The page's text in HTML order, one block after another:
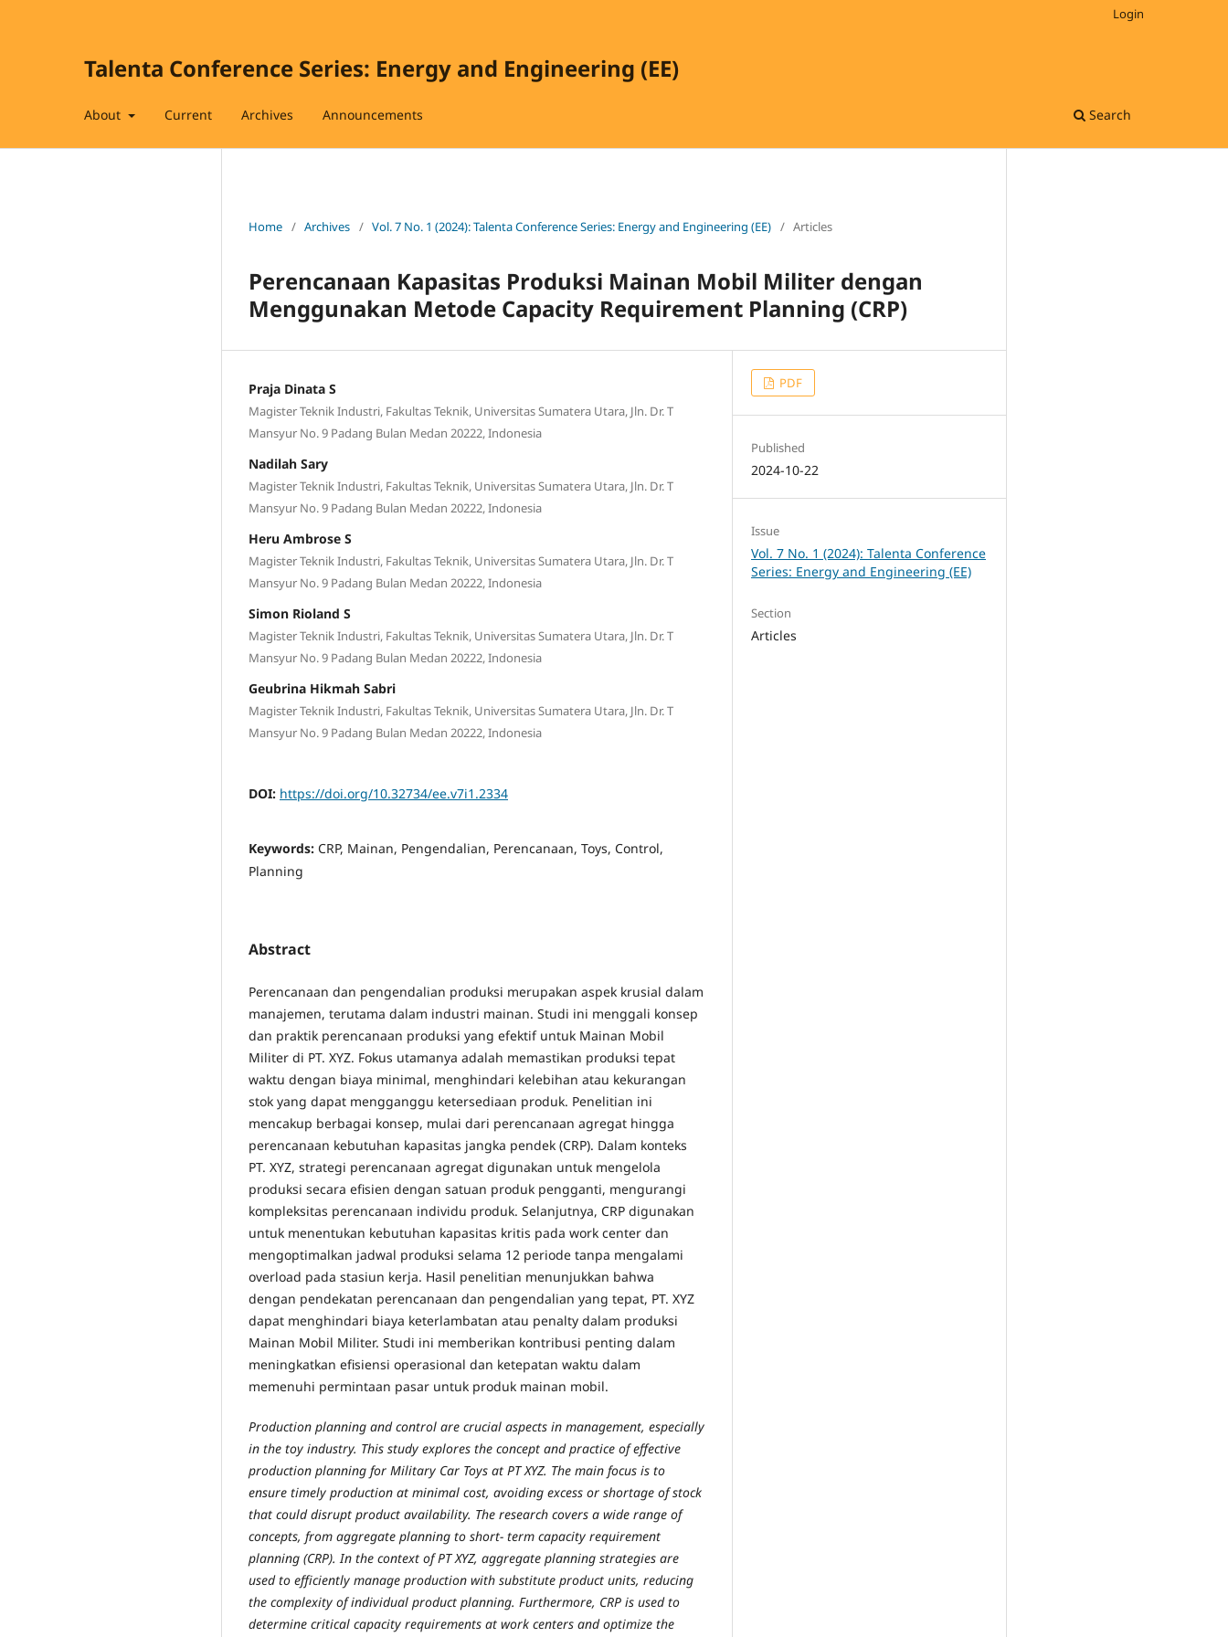
Talenta Conference Series: Energy and Engineering (EE)
About Current Archives Announcements Search
Login
Home / Archives / Vol. 7 No. 1 (2024): Talenta Conference Series: Energy and Engineering (EE) / Articles
Perencanaan Kapasitas Produksi Mainan Mobil Militer dengan
Menggunakan Metode Capacity Requirement Planning (CRP)
Praja Dinata S
Magister Teknik Industri, Fakultas Teknik, Universitas Sumatera Utara, Jln. Dr. T
Mansyur No. 9 Padang Bulan Medan 20222, Indonesia
Nadilah Sary
Magister Teknik Industri, Fakultas Teknik, Universitas Sumatera Utara, Jln. Dr. T
Mansyur No. 9 Padang Bulan Medan 20222, Indonesia
Heru Ambrose S
Magister Teknik Industri, Fakultas Teknik, Universitas Sumatera Utara, Jln. Dr. T
Mansyur No. 9 Padang Bulan Medan 20222, Indonesia
Simon Rioland S
Magister Teknik Industri, Fakultas Teknik, Universitas Sumatera Utara, Jln. Dr. T
Mansyur No. 9 Padang Bulan Medan 20222, Indonesia
Geubrina Hikmah Sabri
Magister Teknik Industri, Fakultas Teknik, Universitas Sumatera Utara, Jln. Dr. T
Mansyur No. 9 Padang Bulan Medan 20222, Indonesia
DOI: https://doi.org/10.32734/ee.v7i1.2334
Keywords: CRP, Mainan, Pengendalian, Perencanaan, Toys, Control,
Planning
Abstract
Perencanaan dan pengendalian produksi merupakan aspek krusial dalam
manajemen, terutama dalam industri mainan. Studi ini menggali konsep
dan praktik perencanaan produksi yang efektif untuk Mainan Mobil
Militer di PT. XYZ. Fokus utamanya adalah memastikan produksi tepat
waktu dengan biaya minimal, menghindari kelebihan atau kekurangan
stok yang dapat mengganggu ketersediaan produk. Penelitian ini
mencakup berbagai konsep, mulai dari perencanaan agregat hingga
perencanaan kebutuhan kapasitas jangka pendek (CRP). Dalam konteks
PT. XYZ, strategi perencanaan agregat digunakan untuk mengelola
produksi secara efisien dengan satuan produk pengganti, mengurangi
kompleksitas perencanaan individu produk. Selanjutnya, CRP digunakan
untuk menentukan kebutuhan kapasitas kritis pada work center dan
mengoptimalkan jadwal produksi selama 12 periode tanpa mengalami
overload pada stasiun kerja. Hasil penelitian menunjukkan bahwa
dengan pendekatan perencanaan dan pengendalian yang tepat, PT. XYZ
dapat menghindari biaya keterlambatan atau penalty dalam produksi
Mainan Mobil Militer. Studi ini memberikan kontribusi penting dalam
meningkatkan efisiensi operasional dan ketepatan waktu dalam
memenuhi permintaan pasar untuk produk mainan mobil.
Production planning and control are crucial aspects in management, especially
in the toy industry. This study explores the concept and practice of effective
production planning for Military Car Toys at PT XYZ. The main focus is to
ensure timely production at minimal cost, avoiding excess or shortage of stock
that could disrupt product availability. The research covers a wide range of
concepts, from aggregate planning to short- term capacity requirement
planning (CRP). In the context of PT XYZ, aggregate planning strategies are
used to efficiently manage production with substitute product units, reducing
the complexity of individual product planning. Furthermore, CRP is used to
determine critical capacity requirements at work centers and optimize the
PDF
Published
2024-10-22
Issue
Vol. 7 No. 1 (2024): Talenta Conference
Series: Energy and Engineering (EE)
Section
Articles